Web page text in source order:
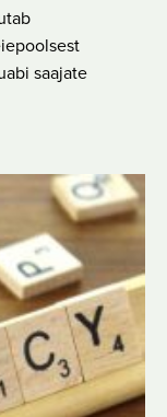
saajate